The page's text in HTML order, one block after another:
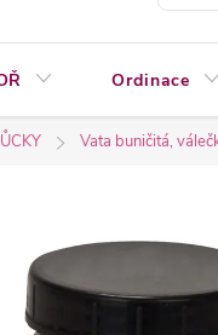
Ordinace
Vata buničitá,